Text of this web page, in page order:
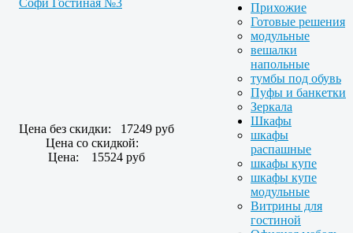
Софи Гостиная №3
Цена без скидки:
17249 руб
Цена со скидкой:
Цена:
15524 руб
Прихожие
Готовые решения
модульные
вешалки
напольные
тумбы под обувь
Пуфы и банкетки
Зеркала
Шкафы
шкафы
распашные
шкафы купе
шкафы купе
модульные
Витрины для
гостиной